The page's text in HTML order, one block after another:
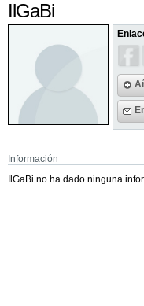
IlGaBi
Información
IlGaBi no ha dado ninguna